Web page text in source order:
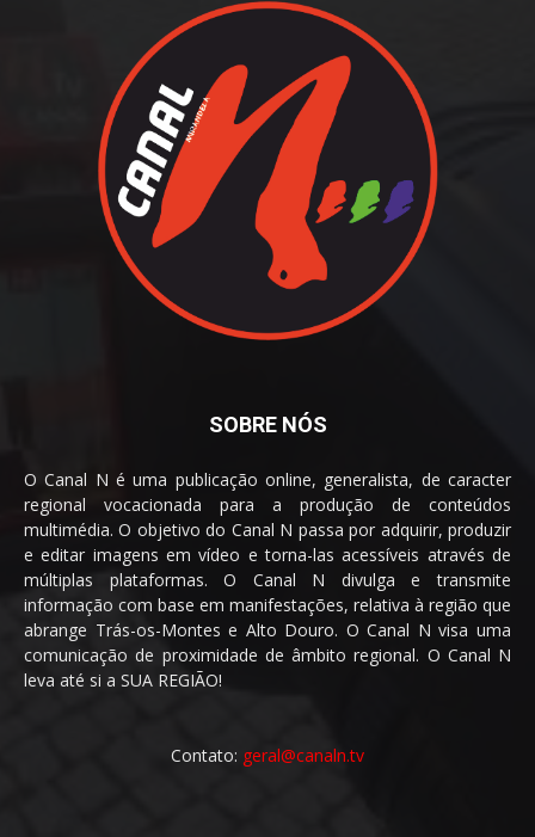
SOBRE NÓS
O Canal N é uma publicação online, generalista, de caracter
regional vocacionada para a produção de conteúdos
multimédia. O objetivo do Canal N passa por adquirir, produzir
e editar imagens em vídeo e torna-las acessíveis através de
múltiplas plataformas. O Canal N divulga e transmite
informação com base em manifestações, relativa à região que
abrange Trás-os-Montes e Alto Douro. O Canal N visa uma
comunicação de proximidade de âmbito regional. O Canal N
leva até si a SUA REGIÃO!
Contato: geral@canaln.tv